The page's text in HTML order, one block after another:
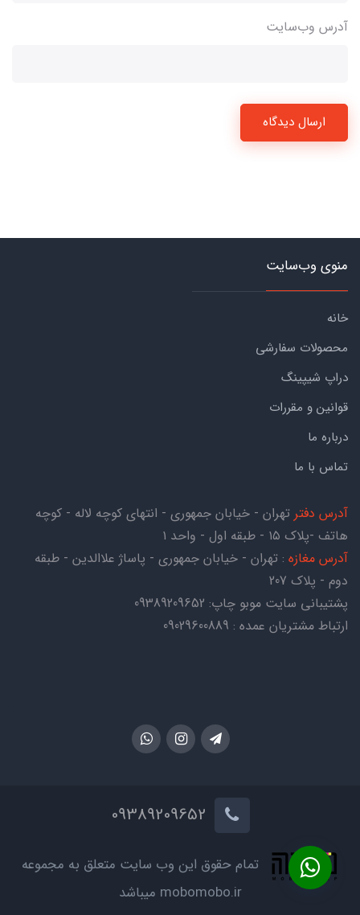
آدرس وب‌سایت
ارسال دیدگاه
منوی وب‌سایت
خانه
محصولات سفارشی
دراپ شیپینگ
قوانین و مقررات
درباره ما
تماس با ما
آدرس دفتر تهران - خیابان جمهوری - انتهای کوچه لاله - کوچه
هاتف -پلاک ۱۵ - طبقه اول - واحد ۱
آدرس مغازه : تهران - خیابان جمهوری - پاساژ علاالدین - طبقه
دوم - پلاک 207
پشتیبانی سایت موبو چاپ: 09389209652
ارتباط مشتریان عمده : 09029600889
تمام حقوق این وب سایت متعلق به مجموعه
mobomobo.ir میباشد